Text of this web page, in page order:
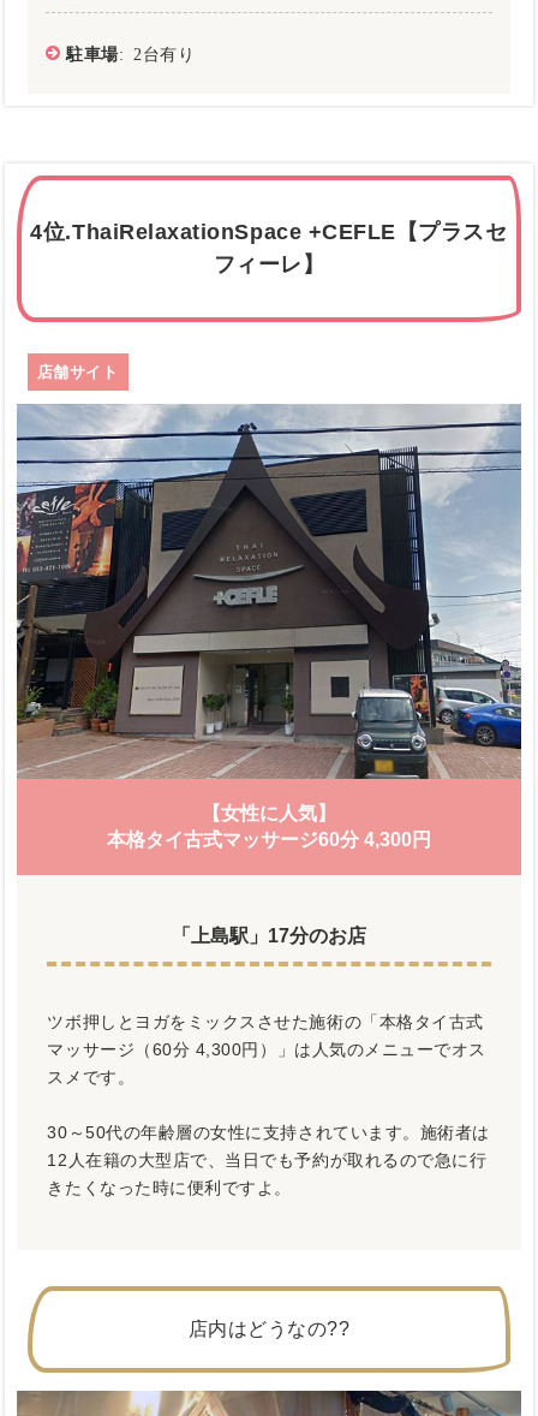
駐車場: 2台有り
4位.ThaiRelaxationSpace +CEFLE【プラスセ
フィーレ】
店舗サイト
【女性に人気】
本格タイ古式マッサージ60分 4,300円
「上島駅」17分のお店
ツボ押しとヨガをミックスさせた施術の「本格タイ古式
マッサージ（60分 4,300円）」は人気のメニューでオス
スメです。
30～50代の年齢層の女性に支持されています。施術者は
12人在籍の大型店で、当日でも予約が取れるので急に行
きたくなった時に便利ですよ。
店内はどうなの??